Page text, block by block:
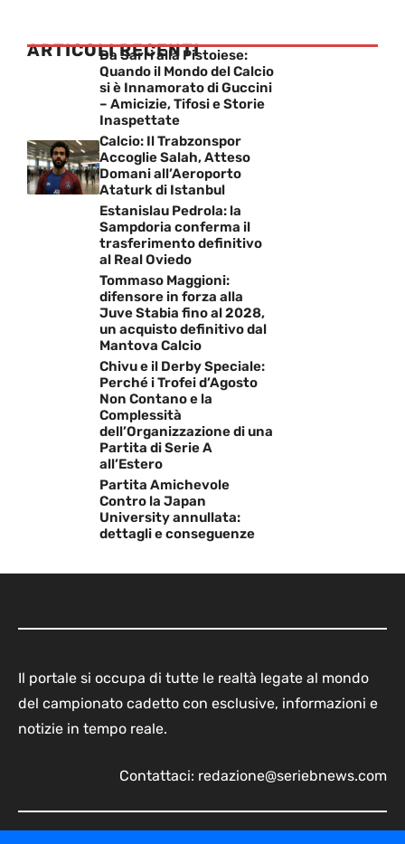
ARTICOLI RECENTI
Da Sarri alla Pistoiese:
Quando il Mondo del Calcio
si è Innamorato di Guccini
– Amicizie, Tifosi e Storie
Inaspettate
Calcio: Il Trabzonspor
Accoglie Salah, Atteso
Domani all’Aeroporto
Ataturk di Istanbul
Estanislau Pedrola: la
Sampdoria conferma il
trasferimento definitivo
al Real Oviedo
Tommaso Maggioni:
difensore in forza alla
Juve Stabia fino al 2028,
un acquisto definitivo dal
Mantova Calcio
Chivu e il Derby Speciale:
Perché i Trofei d’Agosto
Non Contano e la
Complessità
dell’Organizzazione di una
Partita di Serie A
all’Estero
Partita Amichevole
Contro la Japan
University annullata:
dettagli e conseguenze
Il portale si occupa di tutte le realtà legate al mondo
del campionato cadetto con esclusive, informazioni e
notizie in tempo reale.
Contattaci: redazione@seriebnews.com